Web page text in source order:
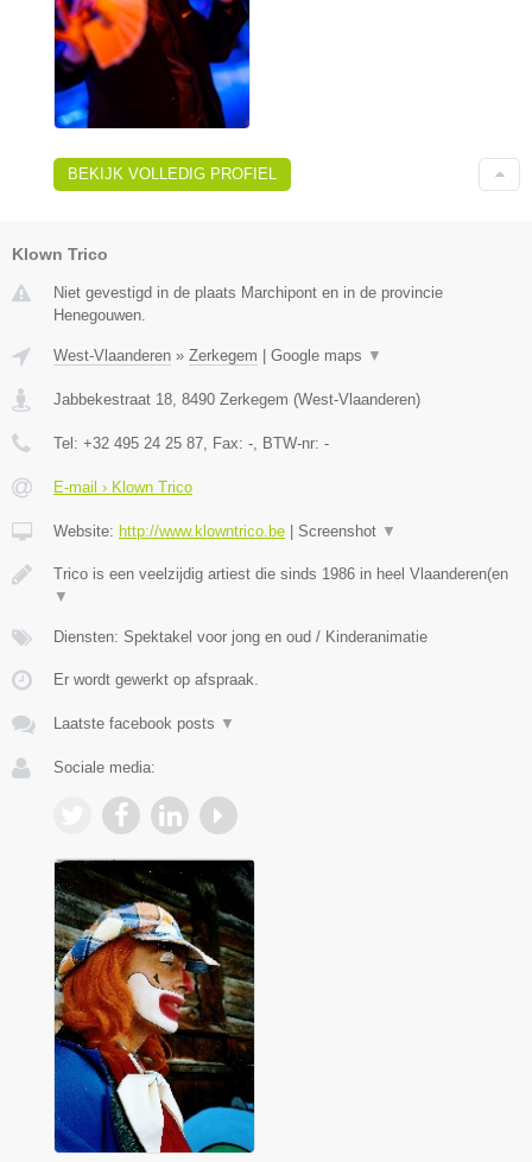
BEKIJK VOLLEDIG PROFIEL
Klown Trico
Niet gevestigd in de plaats Marchipont en in de provincie
Henegouwen.
West-Vlaanderen » Zerkegem Google maps ▼
Jabbekestraat 18, 8490 Zerkegem (West-Vlaanderen)
Tel: +32 495 24 25 87, Fax: -, BTW-nr: -
E-mail › Klown Trico
Website: http://www.klowntrico.be Screenshot ▼
Trico is een veelzijdig artiest die sinds 1986 in heel Vlaanderen(en
▼
Diensten: Spektakel voor jong en oud / Kinderanimatie
Er wordt gewerkt op afspraak.
Laatste facebook posts ▼
Sociale media: